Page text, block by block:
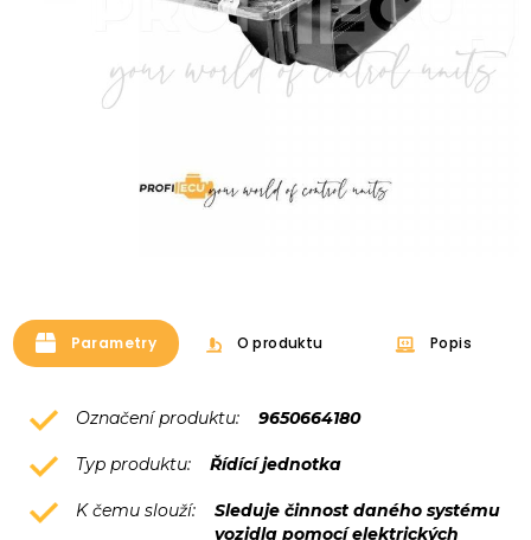
Parametry O produktu Popis
Označení produktu: 9650664180
Typ produktu: Řídící jednotka
K čemu slouží:
Sleduje činnost daného systému
vozidla pomocí elektrických